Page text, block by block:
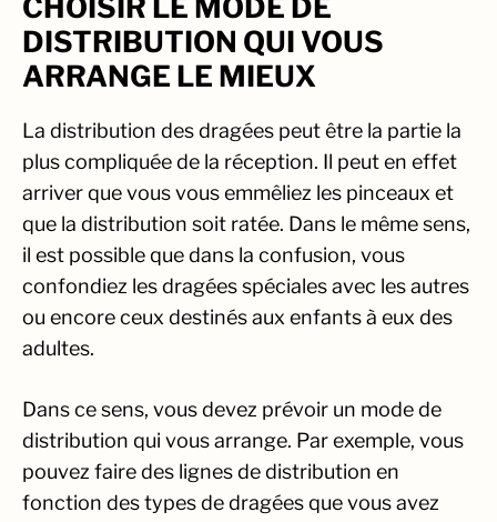
CHOISIR LE MODE DE
DISTRIBUTION QUI VOUS
ARRANGE LE MIEUX
La distribution des dragées peut être la partie la
plus compliquée de la réception. Il peut en effet
arriver que vous vous emmêliez les pinceaux et
que la distribution soit ratée. Dans le même sens,
il est possible que dans la confusion, vous
confondiez les dragées spéciales avec les autres
ou encore ceux destinés aux enfants à eux des
adultes.
Dans ce sens, vous devez prévoir un mode de
distribution qui vous arrange. Par exemple, vous
pouvez faire des lignes de distribution en
fonction des types de dragées que vous avez